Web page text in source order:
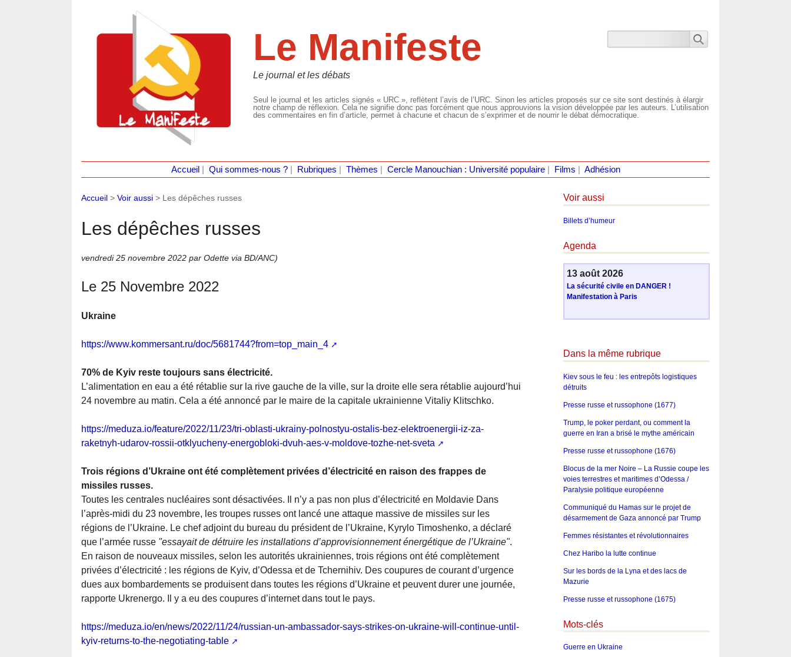
Le Manifeste
Le journal et les débats
Seul le journal et les articles signés « URC », reflètent l’avis de l’URC. Sinon les articles proposés sur ce site sont destinés à élargir
notre champ de réflexion. Cela ne signifie donc pas forcément que nous approuvions la vision développée par les auteurs. L’utilisation
des commentaires en fin d’article, permet à chacune et chacun de s’exprimer et de nourrir le débat démocratique.
Accueil Qui sommes-nous ?| Rubriques Thèmes Cercle Manouchian : Université populaire| Films Adhésion
Accueil > Voir aussi > Les dépêches russes
Les dépêches russes
vendredi 25 novembre 2022 par Odette via BD/ANC)
Le 25 Novembre 2022
Ukraine
https://www.kommersant.ru/doc/5681744?from=top_main_4
70% de Kyiv reste toujours sans électricité.
L’alimentation en eau a été rétablie sur la rive gauche de la ville, sur la droite elle sera rétablie aujourd’hui
24 novembre au matin. Cela a été annoncé par le maire de la capitale ukrainienne Vitaliy Klitschko.
https://meduza.io/feature/2022/11/23/tri-oblasti-ukrainy-polnostyu-ostalis-bez-elektroenergii-iz-za-
raketnyh-udarov-rossii-otklyucheny-energobloki-dvuh-aes-v-moldove-tozhe-net-sveta
Trois régions d’Ukraine ont été complètement privées d’électricité en raison des frappes de
missiles russes.
Toutes les centrales nucléaires sont désactivées. Il n’y a pas non plus d’électricité en Moldavie Dans
l’après-midi du 23 novembre, les troupes russes ont lancé une attaque massive de missiles sur les
régions de l’Ukraine. Le chef adjoint du bureau du président de l’Ukraine, Kyrylo Timoshenko, a déclaré
que l’armée russe "essayait de détruire les installations d’approvisionnement énergétique de l’Ukraine".
En raison de nouveaux missiles, selon les autorités ukrainiennes, trois régions ont été complètement
privées d’électricité : les régions de Kyiv, d’Odessa et de Tchernihiv. Des coupures de courant d’urgence
dues aux bombardements se produisent dans toutes les régions d’Ukraine et peuvent durer une journée,
rapporte Ukrenergo. Il y a eu des coupures d’internet dans tout le pays.
https://meduza.io/en/news/2022/11/24/russian-un-ambassador-says-strikes-on-ukraine-will-continue-until-
kyiv-returns-to-the-negotiating-table
Voir aussi
Billets d’humeur
Agenda
13 août 2026
La sécurité civile en DANGER !
Manifestation à Paris
Dans la même rubrique
Kiev sous le feu : les entrepôts logistiques
détruits
Presse russe et russophone (1677)
Trump, le poker perdant, ou comment la
guerre en Iran a brisé le mythe américain
Presse russe et russophone (1676)
Blocus de la mer Noire – La Russie coupe les
voies terrestres et maritimes d’Odessa /
Paralysie politique européenne
Communiqué du Hamas sur le projet de
désarmement de Gaza annoncé par Trump
Femmes résistantes et révolutionnaires
Chez Haribo la lutte continue
Sur les bords de la Lyna et des lacs de
Mazurie
Presse russe et russophone (1675)
Mots-clés
Guerre en Ukraine